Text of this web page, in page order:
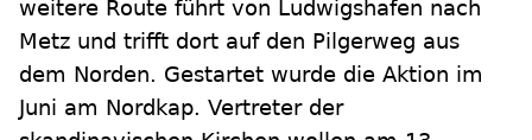
weitere Route führt von Ludwigshafen nach
Metz und trifft dort auf den Pilgerweg aus
dem Norden. Gestartet wurde die Aktion im
Juni am Nordkap. Vertreter der